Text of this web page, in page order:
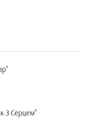
З Серцем"